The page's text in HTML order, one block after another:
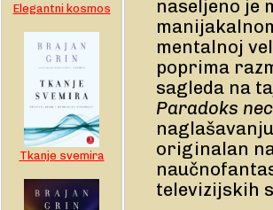
Elegantni kosmos
Tkanje svemira
naseljeno je
mentalnoj
poprima
sagleda na
Paradoks
originalan
televizijskih